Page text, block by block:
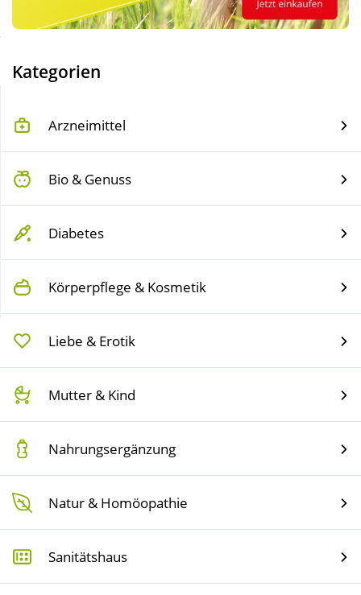
Körperpflege & Kosmetik
Natur & Homöopathie
Sanitätshaus
Wellness
Kategorien
Arzneimittel
Bio & Genuss
Diabetes
Körperpflege & Kosmetik
Liebe & Erotik
Mutter & Kind
Nahrungsergänzung
Natur & Homöopathie
Sanitätshaus